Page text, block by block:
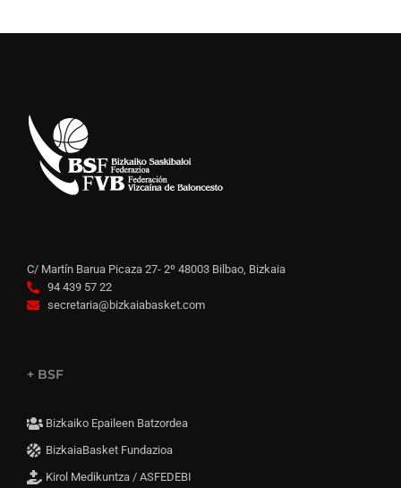
C/ Martín Barua Picaza 27- 2º 48003 Bilbao, Bizkaia
94 439 57 22
secretaria@bizkaiabasket.com
+ BSF
Bizkaiko Epaileen Batzordea
BizkaiaBasket Fundazioa
Kirol Medikuntza / ASFEDEBI